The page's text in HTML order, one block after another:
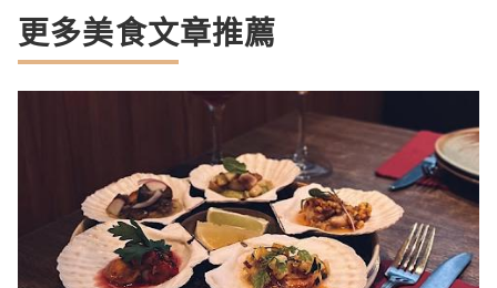
更多美食文章推薦